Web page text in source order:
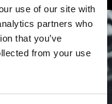
use of our site with
partners who
that you’ve
from your use